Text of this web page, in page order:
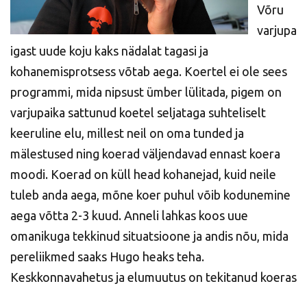
Võru
varjupa
igast uude koju kaks nädalat tagasi ja
kohanemisprotsess võtab aega. Koertel ei ole sees
programmi, mida nipsust ümber lülitada, pigem on
varjupaika sattunud koetel seljataga suhteliselt
keeruline elu, millest neil on oma tunded ja
mälestused ning koerad väljendavad ennast koera
moodi. Koerad on küll head kohanejad, kuid neile
tuleb anda aega, mõne koer puhul võib kodunemine
aega võtta 2-3 kuud. Anneli lahkas koos uue
omanikuga tekkinud situatsioone ja andis nõu, mida
pereliikmed saaks Hugo heaks teha.
Keskkonnavahetus ja elumuutus on tekitanud koeras